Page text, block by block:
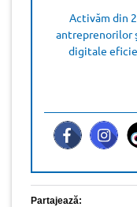
Activăm din
antreprenorilor
digitale
Partajează: